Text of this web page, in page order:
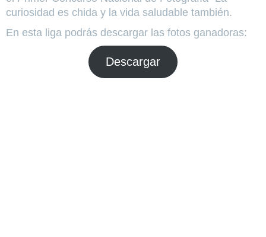
curiosidad es chida y la vida saludable también.
En esta liga podrás descargar las fotos ganadoras:
Descargar